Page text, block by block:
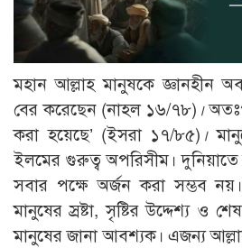
মহান আল্লাহ মানুষকে জ্ঞানহীন
বের করেছেন (নাহল ১৬/৭৮) ।
করা হয়েছে’ (ইসরা ১৭/৮৫) ।
ইলমের গুরুত্ব অপরিসীম।
সবার পক্ষে অর্জন করা সম্ভব
মানুষের স্রষ্টা, সৃষ্টির উদ্দেশ্য ও
মানুষের জানা আবশ্যক। এজন্য